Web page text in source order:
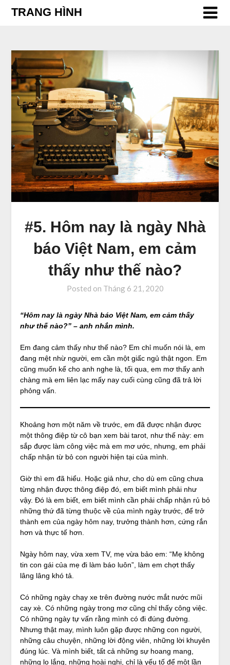
TRANG HÌNH
#5. Hôm nay là ngày Nhà
báo Việt Nam, em cảm
thấy như thế nào?
Posted on Tháng 6 21, 2020
“Hôm nay là ngày Nhà báo Việt Nam, em cảm thấy
như thế nào?” – anh nhắn mình.
Em đang cảm thấy như thế nào? Em chỉ muốn nói là, em
đang mệt nhừ người, em cần một giấc ngủ thật ngon. Em
cũng muốn kể cho anh nghe là, tối qua, em mơ thấy anh
chàng mà em liên lạc mấy nay cuối cùng cũng đã trả lời
phỏng vấn.
Khoảng hơn một năm về trước, em đã được nhận được
một thông điệp từ cô bạn xem bài tarot, như thế này: em
sắp được làm công việc mà em mơ ước, nhưng, em phải
chấp nhận từ bỏ con người hiện tại của mình.
Giờ thì em đã hiểu. Hoặc giả như, cho dù em cũng chưa
từng nhận được thông điệp đó, em biết mình phải như
vậy. Đó là em biết, em biết mình cần phải chấp nhận rủ bỏ
những thứ đã từng thuộc về của mình ngày trước, để trở
thành em của ngày hôm nay, trưởng thành hơn, cứng rắn
hơn và thực tế hơn.
Ngày hôm nay, vừa xem TV, mẹ vừa bảo em: “Mẹ không
tin con gái của mẹ đi làm báo luôn”, làm em chợt thấy
lâng lâng khó tả.
Có những ngày chạy xe trên đường nước mắt nước mũi
cay xè. Có những ngày trong mơ cũng chỉ thấy công việc.
Có những ngày tự vấn rằng mình có đi đúng đường.
Nhưng thật may, mình luôn gặp được những con người,
những câu chuyện, những lời động viên, những lời khuyên
đúng lúc. Và mình biết, tất cả những sự hoang mang,
những lo lắng, những hoài nghi, chỉ là yếu tố để một lần